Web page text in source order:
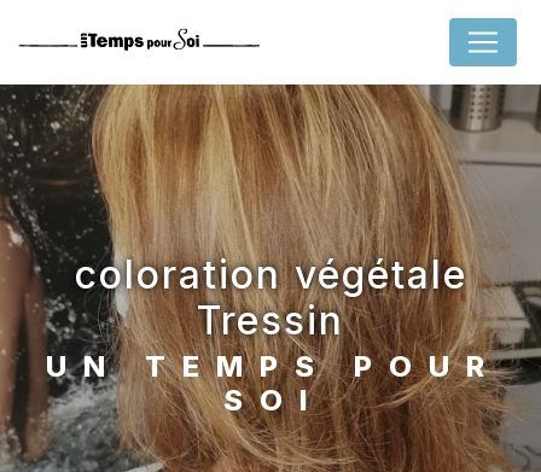
coloration végétale
Tressin
UN TEMPS POUR
SOI